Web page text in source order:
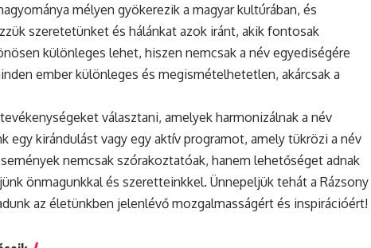
mélyen gyökerezik a magyar kultúrában, és
szeretetünket és hálánkat azok iránt, akik fontosak
különleges lehet, hiszen nemcsak a név egyediségére
ember különleges és megismételhetetlen, akárcsak a
választani, amelyek harmonizálnak a név
egy kirándulást vagy egy aktív programot, amely tükrözi a név
nemcsak szórakoztatóak, hanem lehetőséget adnak
önmagunkkal és szeretteinkkel. Ünnepeljük tehát a Rázsony
az életünkben jelenlévő mozgalmasságért és inspirációért!